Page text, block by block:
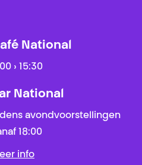
National
› 15:30
National
avondvoorstellingen
18:00
info